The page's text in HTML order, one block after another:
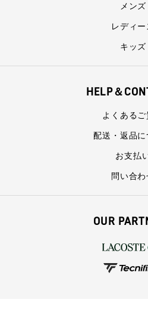
メンズ
レディー
キッズ
HELP＆
よくあるご
配送・返品に
お支払
問い合わ
OUR